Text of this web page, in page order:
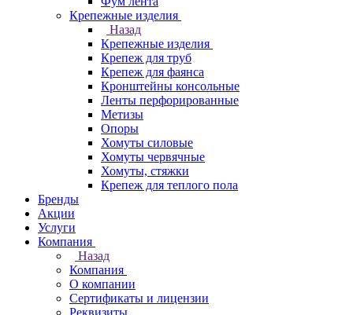
Крепежные изделия
Назад
Крепежные изделия
Крепеж для труб
Крепеж для фаянса
Кронштейны консольные
Ленты перфорированные
Метизы
Опоры
Хомуты силовые
Хомуты червячные
Хомуты, стяжки
Крепеж для теплого пола
Бренды
Акции
Услуги
Компания
Назад
Компания
О компании
Сертификаты и лицензии
Реквизиты